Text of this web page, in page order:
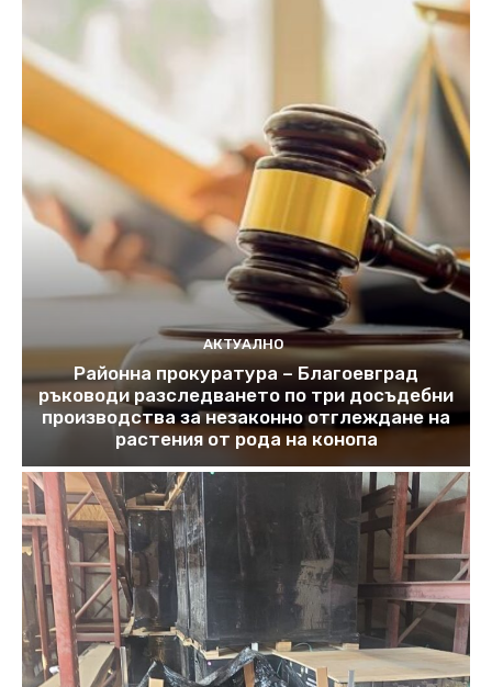
АКТУАЛНО
Районна прокуратура – Благоевград
ръководи разследването по три досъдебни
производства за незаконно отглеждане на
растения от рода на конопа